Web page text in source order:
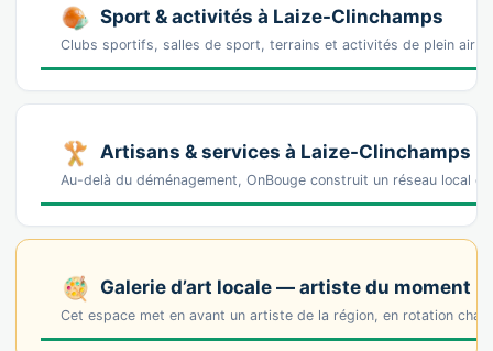
Sport & activités à Laize-Clinchamps
Clubs sportifs, salles de sport, terrains et activités de plein air à
Artisans & services à Laize-Clinchamps
Au-delà du déménagement, OnBouge construit un réseau local
Galerie d’art locale — artiste du moment
Cet espace met en avant un artiste de la région, en rotation